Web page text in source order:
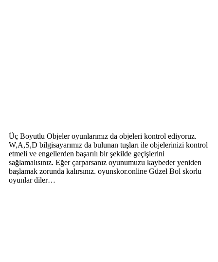
Üç Boyutlu Objeler oyunlarımız da objeleri kontrol ediyoruz.
W,A,S,D bilgisayarımız da bulunan tuşları ile objelerinizi kontrol
etmeli ve engellerden başarılı bir şekilde geçişlerini
sağlamalısınız. Eğer çarparsanız oyunumuzu kaybeder yeniden
başlamak zorunda kalırsınız. oyunskor.online Güzel Bol skorlu
oyunlar diler…